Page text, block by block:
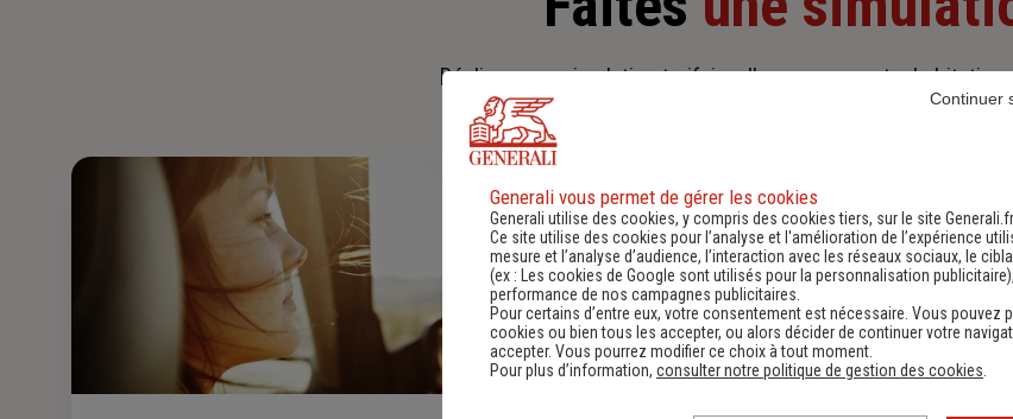
Réalisez une simulation tarifaire d'assurance, auto,
Generali vous permet de gérer les cookies
Generali utilise des cookies, y compris des cookies tiers, sur le site Generali.fr.
Ce site utilise des cookies pour l’analyse et l'amélioration de l’expérience
mesure et l’analyse d’audience, l’interaction avec les réseaux sociaux, le
(ex :
Les cookies de Google sont utilisés pour la personnalisation publicitaire
performance de nos campagnes publicitaires.
Pour certains d’entre eux, votre consentement est nécessaire. Vous pouvez
cookies ou bien tous les accepter, ou alors décider de continuer votre
accepter. Vous pourrez modifier ce choix à tout moment.
Pour plus d’information, consulter notre politique de gestion des cookies
Continuer